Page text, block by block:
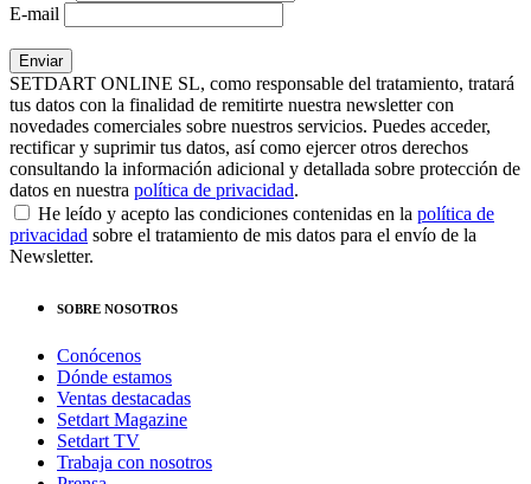
E-mail
SETDART ONLINE SL, como responsable del tratamiento, tratará
tus datos con la finalidad de remitirte nuestra newsletter con
novedades comerciales sobre nuestros servicios. Puedes acceder,
rectificar y suprimir tus datos, así como ejercer otros derechos
consultando la información adicional y detallada sobre protección de
datos en nuestra política de privacidad.
He leído y acepto las condiciones contenidas en la política de
privacidad sobre el tratamiento de mis datos para el envío de la
Newsletter.
SOBRE NOSOTROS
Conócenos
Dónde estamos
Ventas destacadas
Setdart Magazine
Setdart TV
Trabaja con nosotros